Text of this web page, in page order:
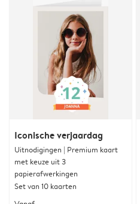
Iconische verjaardag
Uitnodigingen | Premium kaart
met keuze uit 3
papierafwerkingen
Set van 10 kaarten